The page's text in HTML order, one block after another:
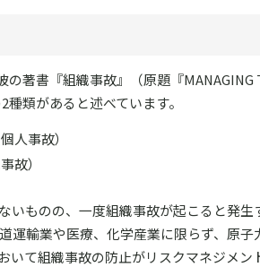
著書『組織事故』（原題『MANAGING
類があると述べています。
人事故）
故）
ものの、一度組織事故が起こると発生
運輸業や医療、化学産業に限らず、原
いて組織事故の防止がリスクマネジメン